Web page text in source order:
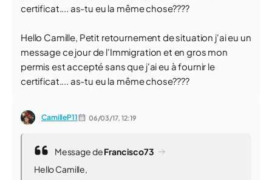
certificat.... as-tu eu la même chose????
Hello Camille, Petit retournement de situation j'ai eu un
message ce jour de l'Immigration et en gros mon
permis est accepté sans que j'ai eu à fournir le
certificat.... as-tu eu la même chose????
CamilleP11 06/03/17, 12:19
Message deFrancisco73
Hello Camille,